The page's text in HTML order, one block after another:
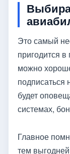
Это самый
пригодится
можно
подписаться
будет
системах,
Главное
тем